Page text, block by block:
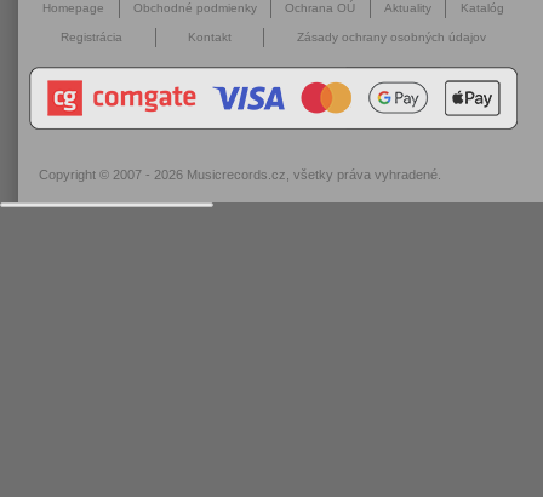
Homepage Obchodné podmienky Ochrana OÚ Aktuality Katalóg
Registrácia Kontakt Zásady ochrany osobných údajov
Copyright © 2007 - 2026 Musicrecords.cz , všetky práva vyhradené.